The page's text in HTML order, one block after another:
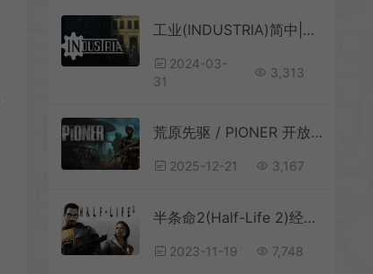
工业(INDUSTRIA)简中|PC|FPS|复古工业风第一人称射击游戏
2024-03-
31
3,313
荒原先驱 / PIONER 开放世界第一人称射击游戏
2025-12-21 3,167
半条命2(Half-Life 2)经典第一人称射击游戏|下载
2023-11-19 7,748